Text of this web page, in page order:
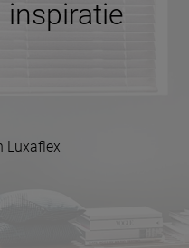
inspiratie
Luxaflex